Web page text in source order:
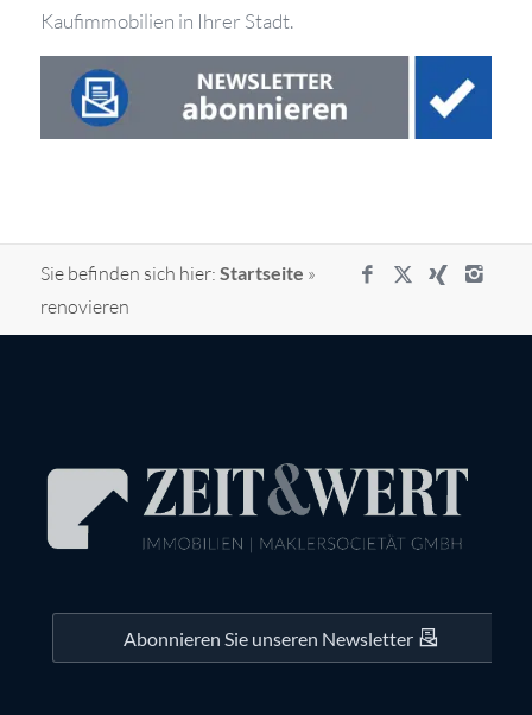
Kaufimmobilien in Ihrer Stadt.
Sie befinden sich hier: Startseite »
renovieren
Abonnieren Sie unseren Newsletter